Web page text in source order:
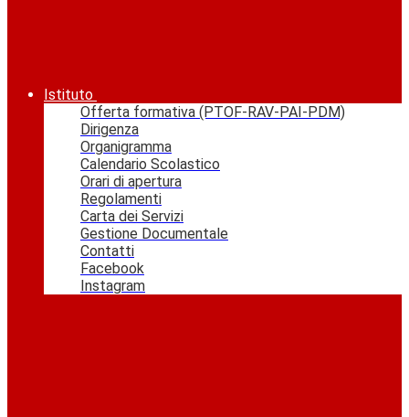
Istituto
Offerta formativa (PTOF-RAV-PAI-PDM)
Dirigenza
Organigramma
Calendario Scolastico
Orari di apertura
Regolamenti
Carta dei Servizi
Gestione Documentale
Contatti
Facebook
Instagram